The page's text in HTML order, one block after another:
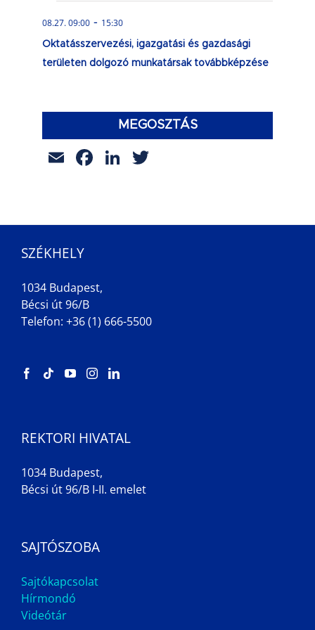
08.27. 09:00 - 15:30
Oktatásszervezési, igazgatási és gazdasági
területen dolgozó munkatársak továbbképzése
MEGOSZTÁS
EmailFacebook
LinkedIn
SZÉKHELY
1034 Budapest,
Bécsi út 96/B
Telefon: +36 (1) 666-5500
REKTORI HIVATAL
1034 Budapest,
Bécsi út 96/B I-II. emelet
SAJTÓSZOBA
Sajtókapcsolat
Hírmondó
Videótár